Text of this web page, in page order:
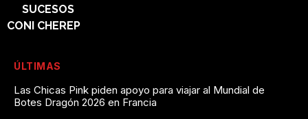
SUCESOS
CONI CHEREP
ÚLTIMAS
Las Chicas Pink piden apoyo para viajar al Mundial de
Botes Dragón 2026 en Francia